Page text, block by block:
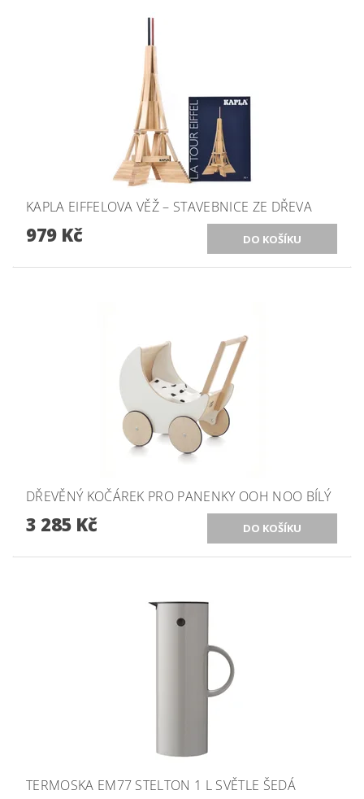
KAPLA EIFFELOVA VĚŽ – STAVEBNICE ZE DŘEVA
979 Kč
DŘEVĚNÝ KOČÁREK PRO PANENKY OOH NOO BÍLÝ
3 285 Kč
TERMOSKA EM77 STELTON 1 L SVĚTLE ŠEDÁ